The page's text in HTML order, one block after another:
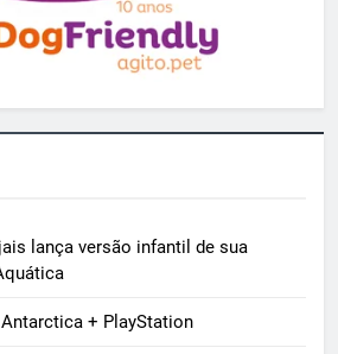
lança versão infantil de sua
+ PlayStation